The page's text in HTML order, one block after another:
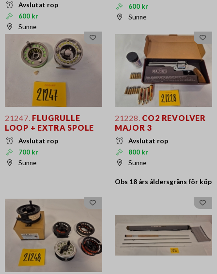
Avslutat rop
600 kr
Sunne
600 kr
Sunne
21247. FLUGRULLE
LOOP + EXTRA SPOLE
Avslutat rop
700 kr
Sunne
21228. CO2 REVOLVER
MAJOR 3
Avslutat rop
800 kr
Sunne
Obs 18 års åldersgräns för köp